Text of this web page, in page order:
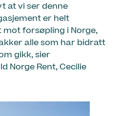
at vi ser denne
er helt
forsøpling i Norge,
alle som har bidratt
gikk, sier
Norge Rent, Cecilie